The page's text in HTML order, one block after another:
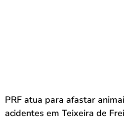
PRF atua para afastar
acidentes em Teixeira de